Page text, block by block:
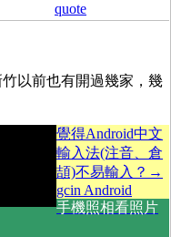
quote
以前也有開過幾家，幾
覺得Android中文
輸入法(注音、倉
頡)不易輸入？→
gcin Android
手機照相看照片